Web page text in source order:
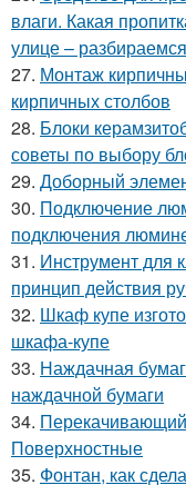
влаги. Какая
улице –
27. Монтаж
кирпичных столбов
28. Блоки
советы по выбору
29. Доборный
30. Подключение
подключения
31. Инструмент для
принцип действия
32. Шкаф купе
шкафа-купе
33. Наждачная
наждачной бумаги
34.
Поверхностные
35. Фонтан, как